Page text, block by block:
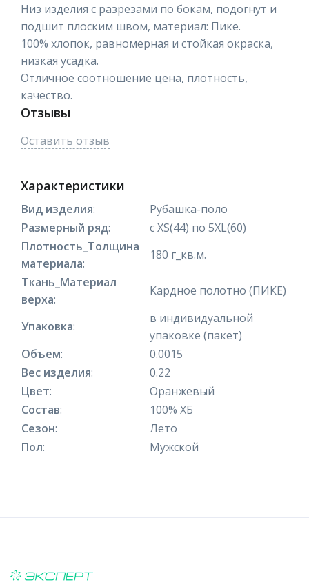
Низ изделия с разрезами по бокам, подогнут и
подшит плоским швом, материал: Пике.
100% хлопок, равномерная и стойкая окраска,
низкая усадка.
Отличное соотношение цена, плотность,
качество.
Отзывы
Оставить отзыв
Характеристики
Вид изделия:
Рубашка-поло
Размерный ряд:
с XS(44) по 5XL(60)
Плотность_Толщина
материала:
180 г_кв.м.
Ткань_Материал
верха:
Кардное полотно (ПИКЕ)
Упаковка:
в индивидуальной
упаковке (пакет)
Объем:
0.0015
Вес изделия:
0.22
Цвет:
Оранжевый
Состав:
100% ХБ
Сезон:
Лето
Пол: Мужской